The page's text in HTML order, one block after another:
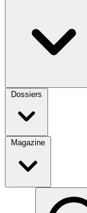
Dossiers
Magazine